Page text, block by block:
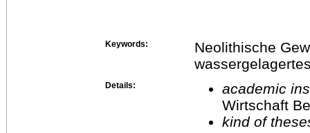
Keywords:
Neolithische
Details:
academic
Wirtschaft
kind of